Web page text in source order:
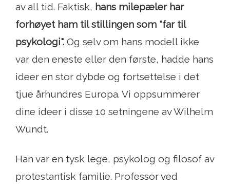
av all tid. Faktisk, hans milepæler har
forhøyet ham til stillingen som "far til
psykologi". Og selv om hans modell ikke
var den eneste eller den første, hadde hans
ideer en stor dybde og fortsettelse i det
tjue århundres Europa. Vi oppsummerer
dine ideer i disse 10 setningene av Wilhelm
Wundt.
Han var en tysk lege, psykolog og filosof av
protestantisk familie. Professor ved